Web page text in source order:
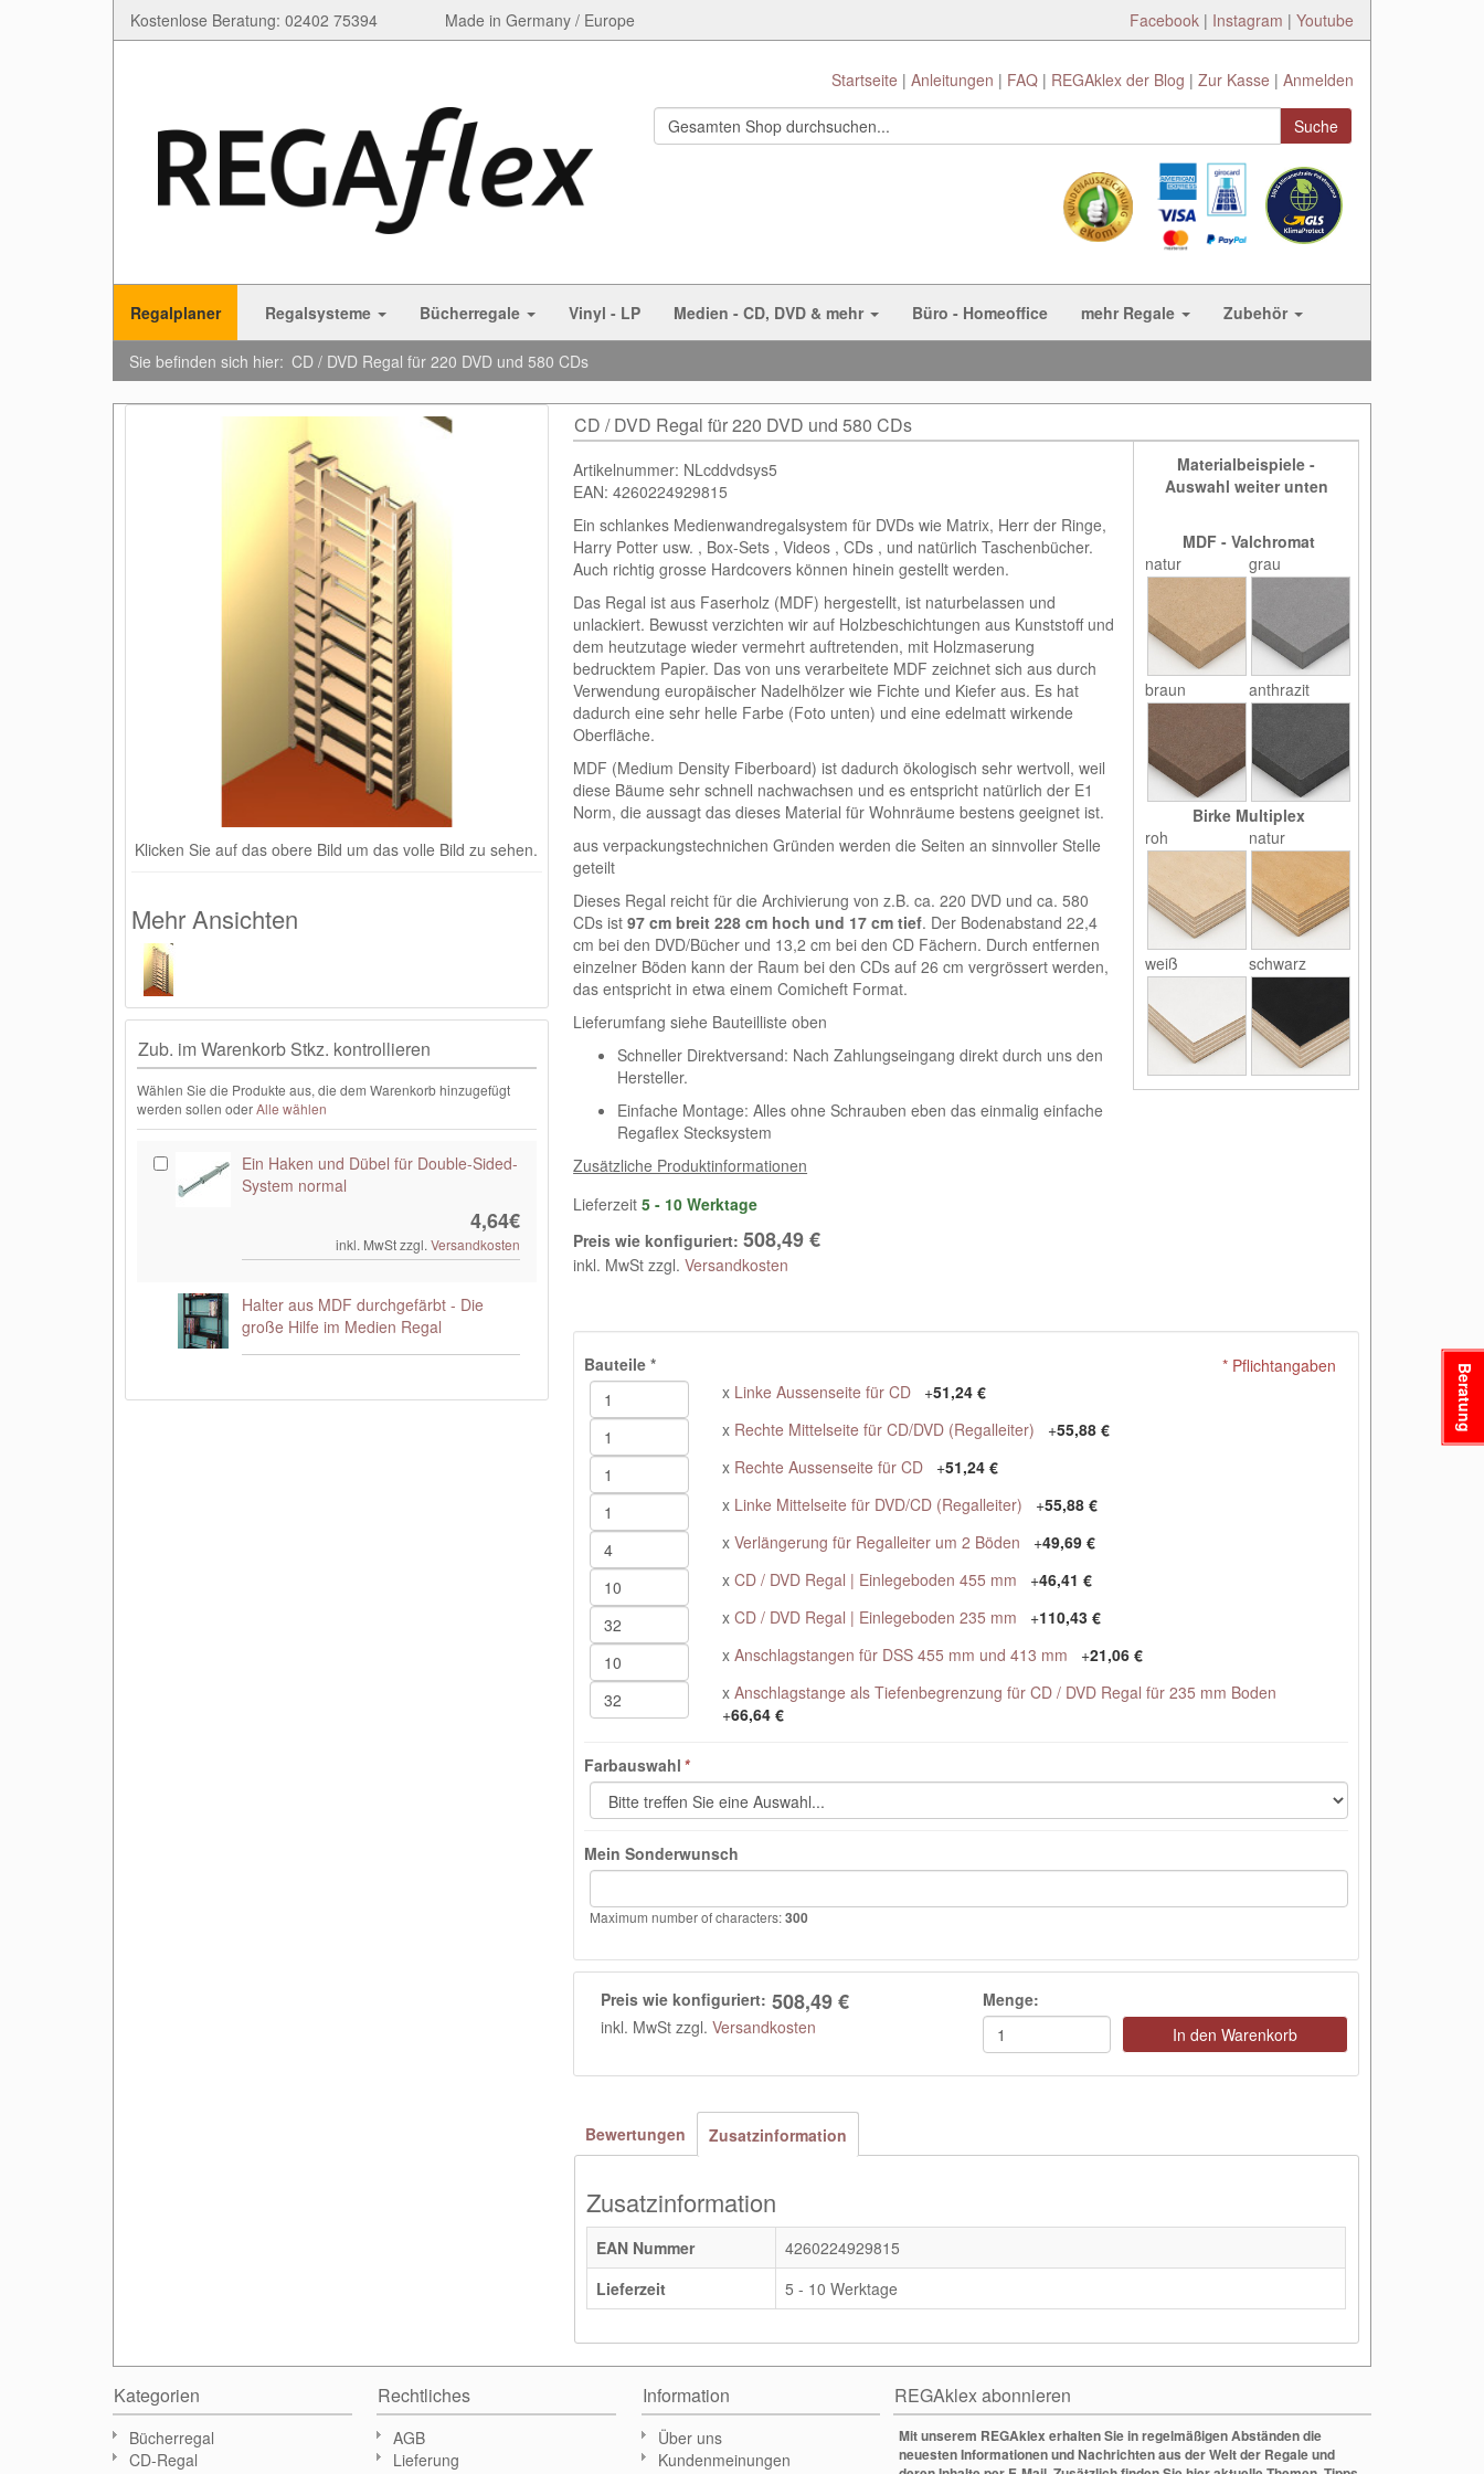
Kostenlose Beratung: 02402 75394 Made in Germany / Europe Facebook | Instagram | Youtube
Startseite Anleitungen FAQ REGAklex der Blog Zur Kasse Anmelden
Suche
Regalplaner Regalsysteme Bücherregale Vinyl - LP Medien - CD, DVD & mehr Büro - Homeoffice mehr Regale Zubehör
Sie befinden sich hier: CD / DVD Regal für 220 DVD und 580 CDs
Klicken Sie auf das obere Bild um das volle Bild zu sehen.
Mehr Ansichten
CD / DVD Regal für 220 DVD und 580 CDs
Artikelnummer: NLcddvdsys5
EAN: 4260224929815
Ein schlankes Medienwandregalsystem für DVDs wie Matrix, Herr der Ringe,
Harry Potter usw. , Box-Sets , Videos , CDs , und natürlich Taschenbücher.
Auch richtig grosse Hardcovers können hinein gestellt werden.
Das Regal ist aus Faserholz (MDF) hergestellt, ist naturbelassen und
unlackiert. Bewusst verzichten wir auf Holzbeschichtungen aus Kunststoff und
dem heutzutage wieder vermehrt auftretenden, mit Holzmaserung
bedrucktem Papier. Das von uns verarbeitete MDF zeichnet sich aus durch
Verwendung europäischer Nadelhölzer wie Fichte und Kiefer aus. Es hat
dadurch eine sehr helle Farbe (Foto unten) und eine edelmatt wirkende
Oberfläche.
MDF (Medium Density Fiberboard) ist dadurch ökologisch sehr wertvoll, weil
diese Bäume sehr schnell nachwachsen und es entspricht natürlich der E1
Norm, die aussagt das dieses Material für Wohnräume bestens geeignet ist.
aus verpackungstechnichen Gründen werden die Seiten an sinnvoller Stelle
geteilt
Dieses Regal reicht für die Archivierung von z.B. ca. 220 DVD und ca. 580
CDs ist97 cm breit 228 cm hoch und 17 cm tief. Der Bodenabstand 22,4
cm bei den DVD/Bücher und 13,2 cm bei den CD Fächern. Durch entfernen
einzelner Böden kann der Raum bei den CDs auf 26 cm vergrössert werden,
das entspricht in etwa einem Comicheft Format.
Lieferumfang siehe Bauteilliste oben
Schneller Direktversand: Nach Zahlungseingang direkt durch uns den
Hersteller.
Einfache Montage: Alles ohne Schrauben eben das einmalig einfache
Regaflex Stecksystem
Zusätzliche Produktinformationen
Materialbeispiele -
Auswahl weiter unten
MDF - Valchromat
natur
grau
braun anthrazit
Birke Multiplex
roh
natur
weiß schwarz
Lieferzeit5 - 10 Werktage
Preis wie konfiguriert: 508,49 €
inkl. MwSt zzgl.Versandkosten
Bauteile *
x Linke Aussenseite für CD +51,24 €
x Rechte Mittelseite für CD/DVD (Regalleiter) +55,88 €
x Rechte Aussenseite für CD +51,24 €
x Linke Mittelseite für DVD/CD (Regalleiter) +55,88 €
x Verlängerung für Regalleiter um 2 Böden +49,69 €
x CD / DVD Regal | Einlegeboden 455 mm +46,41 €
x CD / DVD Regal | Einlegeboden 235 mm +110,43 €
x Anschlagstangen für DSS 455 mm und 413 mm +21,06 €
x Anschlagstange als Tiefenbegrenzung für CD / DVD Regal für 235 mm Boden
+66,64 €
Farbauswahl *
Mein Sonderwunsch
Maximum number of characters:300
* Pflichtangaben
Preis wie konfiguriert: 508,49 €
inkl. MwSt zzgl.Versandkosten
Menge:
In den Warenkorb
Bewertungen Zusatzinformation
Zusatzinformation
EAN Nummer
4260224929815
Lieferzeit
5 - 10 Werktage
Zub. im Warenkorb Stkz. kontrollieren
Wählen Sie die Produkte aus, die dem Warenkorb hinzugefügt
werden sollen oderAlle wählen
Ein Haken und Dübel für Double-Sided-
System normal
4,64€
inkl. MwSt zzgl. Versandkosten
Halter aus MDF durchgefärbt - Die
große Hilfe im Medien Regal
REGAklex abonnieren
Mit unserem REGAklex erhalten Sie in regelmäßigen Abständen die
neuesten Informationen und Nachrichten aus der Welt der Regale und
Kategorien
Bücherregal
CD-Regal
Rechtliches
AGB
Lieferung
Information
Über uns
Kundenmeinungen
Beratung